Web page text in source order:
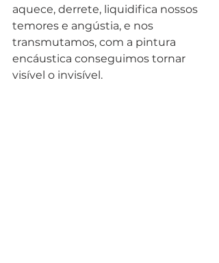
aquece, derrete, liquidifica nossos
temores e angústia, e nos
transmutamos, com a pintura
encáustica conseguimos tornar
visível o invisível.